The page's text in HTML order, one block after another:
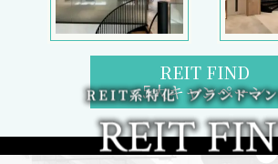
REIT FIND
5大キャンペーン